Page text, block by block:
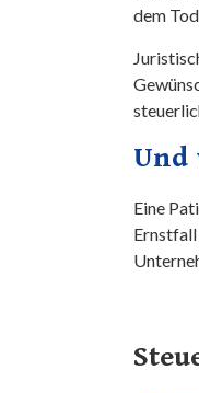
dem
Und
Eine